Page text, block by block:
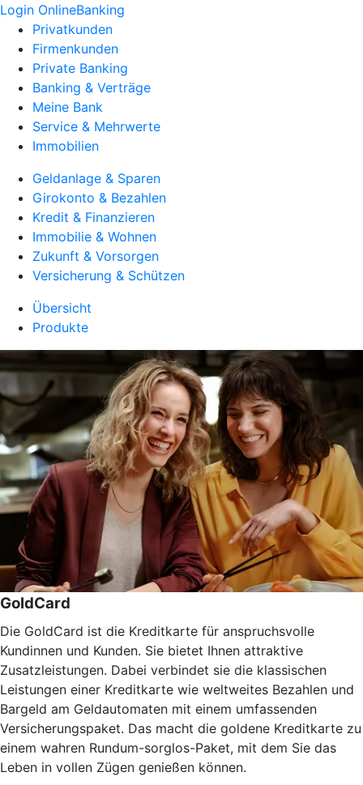
Login OnlineBanking
Privatkunden
Firmenkunden
Private Banking
Banking & Verträge
Meine Bank
Service & Mehrwerte
Immobilien
Geldanlage & Sparen
Girokonto & Bezahlen
Kredit & Finanzieren
Immobilie & Wohnen
Zukunft & Vorsorgen
Versicherung & Schützen
Übersicht
Produkte
GoldCard
Die GoldCard ist die Kreditkarte für anspruchsvolle
Kundinnen und Kunden. Sie bietet Ihnen attraktive
Zusatzleistungen. Dabei verbindet sie die klassischen
Leistungen einer Kreditkarte wie weltweites Bezahlen und
Bargeld am Geldautomaten mit einem umfassenden
Versicherungspaket. Das macht die goldene Kreditkarte zu
einem wahren Rundum-sorglos-Paket, mit dem Sie das
Leben in vollen Zügen genießen können.